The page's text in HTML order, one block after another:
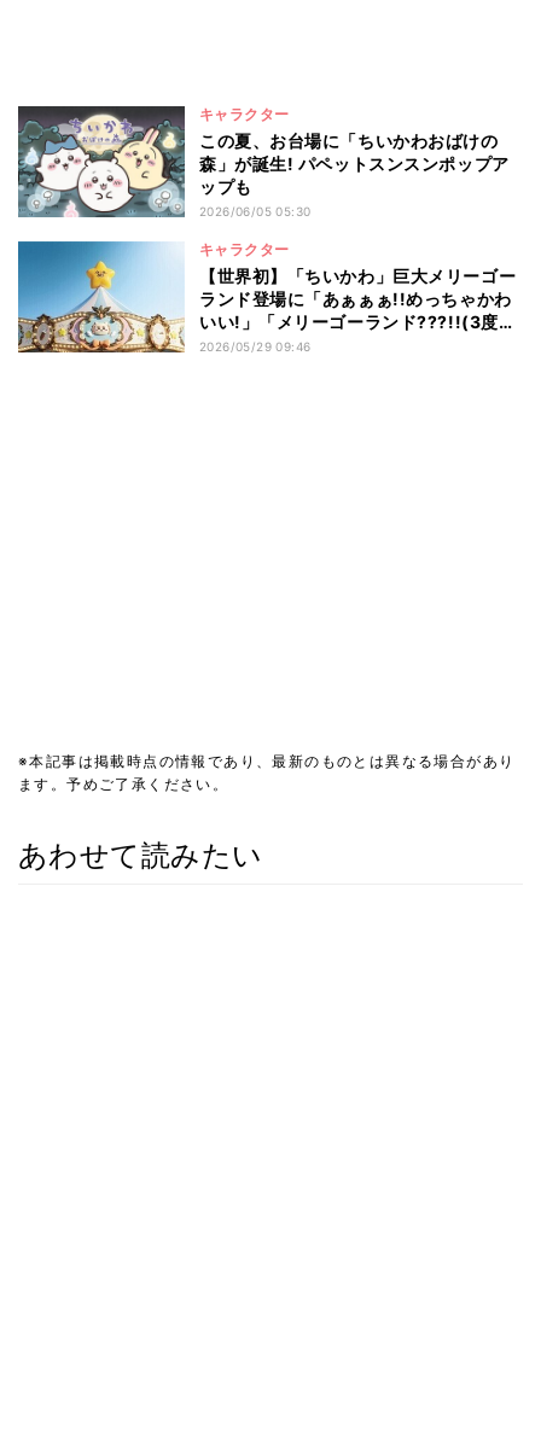
キャラクター
この夏、お台場に「ちいかわおばけの
森」が誕生! パペットスンスンポップア
ップも
2026/06/05 05:30
キャラクター
【世界初】「ちいかわ」巨大メリーゴー
ランド登場に「あぁぁぁ!!めっちゃかわ
いい!」「メリーゴーランド???!!(3度
見)」とファン歓喜 - 香港でちいかわ大
2026/05/29 09:46
※本記事は掲載時点の情報であり、最新のものとは異なる場合があり
ます。予めご了承ください。
あわせて読みたい